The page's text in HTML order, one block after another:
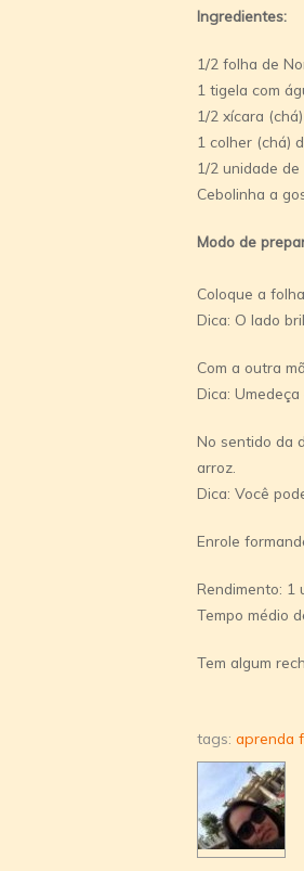
Ingredientes:
1/2 folha de
1 tigela com
1/2 xícara
1 colher (chá)
1/2 unidade
Cebolinha a
Modo de
Coloque a
Dica: O lado
Com a outra
Dica:
No sentido da
arroz.
Dica: Você
Enrole
Rendimento: 1
Tempo médio
Tem algum
tags: aprenda